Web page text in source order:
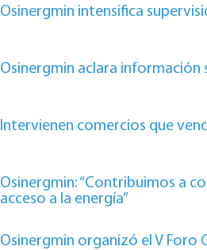
Osinergmin intensifica
Osinergmin aclara información
Intervienen comercios que
Osinergmin: “Contribuimos a
acceso a la energía”
Osinergmin organizó el V Foro